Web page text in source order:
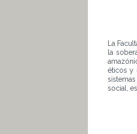
La
la
éticos y
social,